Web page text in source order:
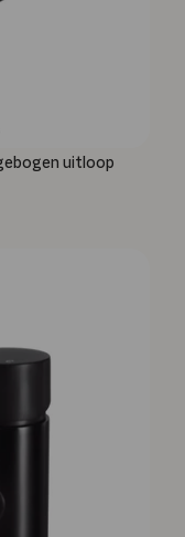
uitloop